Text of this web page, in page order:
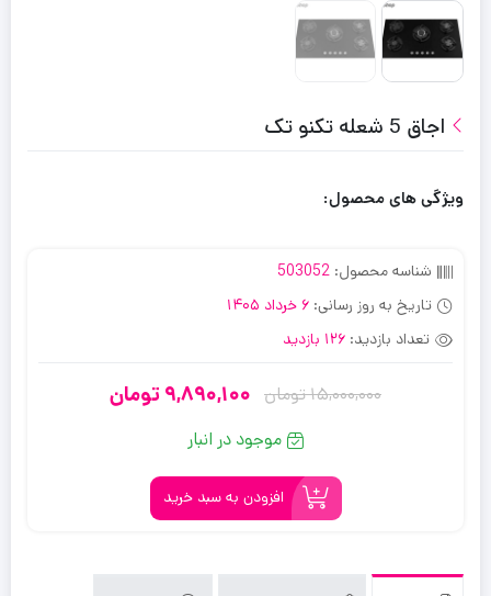
اجاق 5 شعله تکنو تک
ویژگی های محصول:
شناسه محصول: 503052
تاریخ به روز رسانی: 6 خرداد 1405
تعداد بازدید: 126 بازدید
15,000,000تومان
قیمت
اصلی:
15,000,000
تومان
9,890,100 تومان
قیمت
فعلی:
9,890,100
تومان.
موجود در انبار
افزودن به سبد خرید